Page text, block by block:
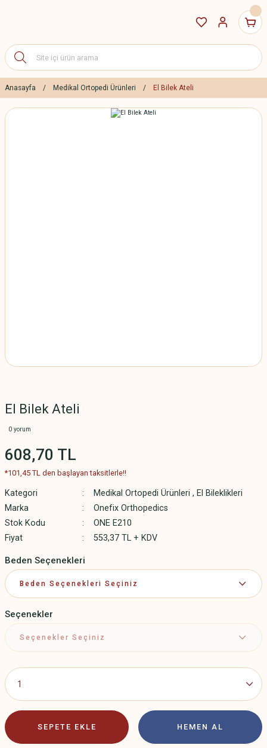
Anasayfa Medikal Ortopedi Ürünleri El Bilek Ateli
El Bilek Ateli
0 yorum
608,70 TL
*101,45 TL den başlayan taksitlerle!!
Kategori Medikal Ortopedi Ürünleri , El Bileklikleri
Marka
Onefix Orthopedics
Stok Kodu
ONE E210
Fiyat
553,37 TL + KDV
Beden Seçenekleri
Seçenekler
SEPETE EKLE HEMEN AL